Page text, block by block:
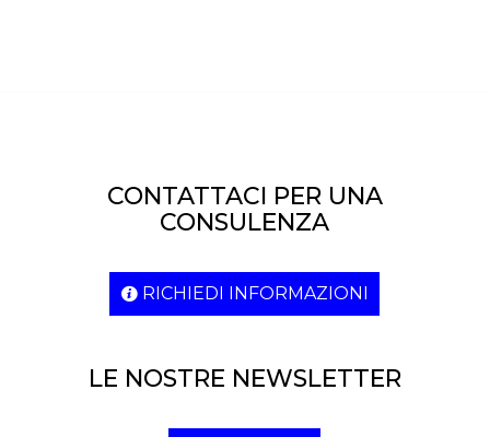
CONTATTACI PER UNA
CONSULENZA
RICHIEDI INFORMAZIONI
LE NOSTRE NEWSLETTER